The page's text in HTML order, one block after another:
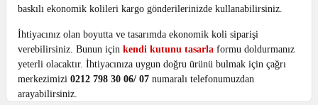
baskılı ekonomik kolileri kargo gönderilerinizde kullanabilirsiniz.
İhtiyacınız olan boyutta ve tasarımda ekonomik koli siparişi
verebilirsiniz. Bunun için kendi kutunu tasarla formu doldurmanız
yeterli olacaktır. İhtiyacınıza uygun doğru ürünü bulmak için çağrı
merkezimizi 0212 798 30 06/ 07 numaralı telefonumuzdan
arayabilirsiniz.